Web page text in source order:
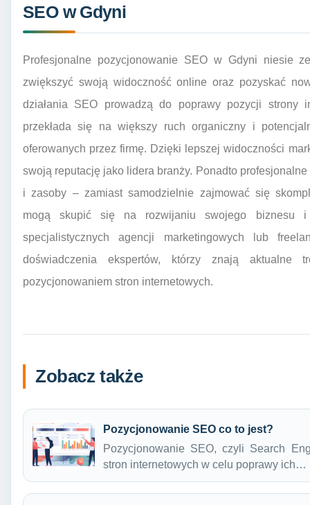
SEO w Gdyni
Profesjonalne pozycjonowanie SEO w Gdyni niesie
zwiększyć swoją widoczność online oraz pozyskać
działania SEO prowadzą do poprawy pozycji strony
przekłada się na większy ruch organiczny i
oferowanych przez firmę. Dzięki lepszej widoczności
swoją reputację jako lidera branży. Ponadto
i zasoby – zamiast samodzielnie zajmować się
mogą skupić się na rozwijaniu swojego biznesu i
specjalistycznych agencji marketingowych lub
doświadczenia ekspertów, którzy znają
pozycjonowaniem stron internetowych.
Zobacz także
Pozycjonowanie SEO co to jest?
Pozycjonowanie SEO, czyli Search
stron internetowych w celu poprawy ich…